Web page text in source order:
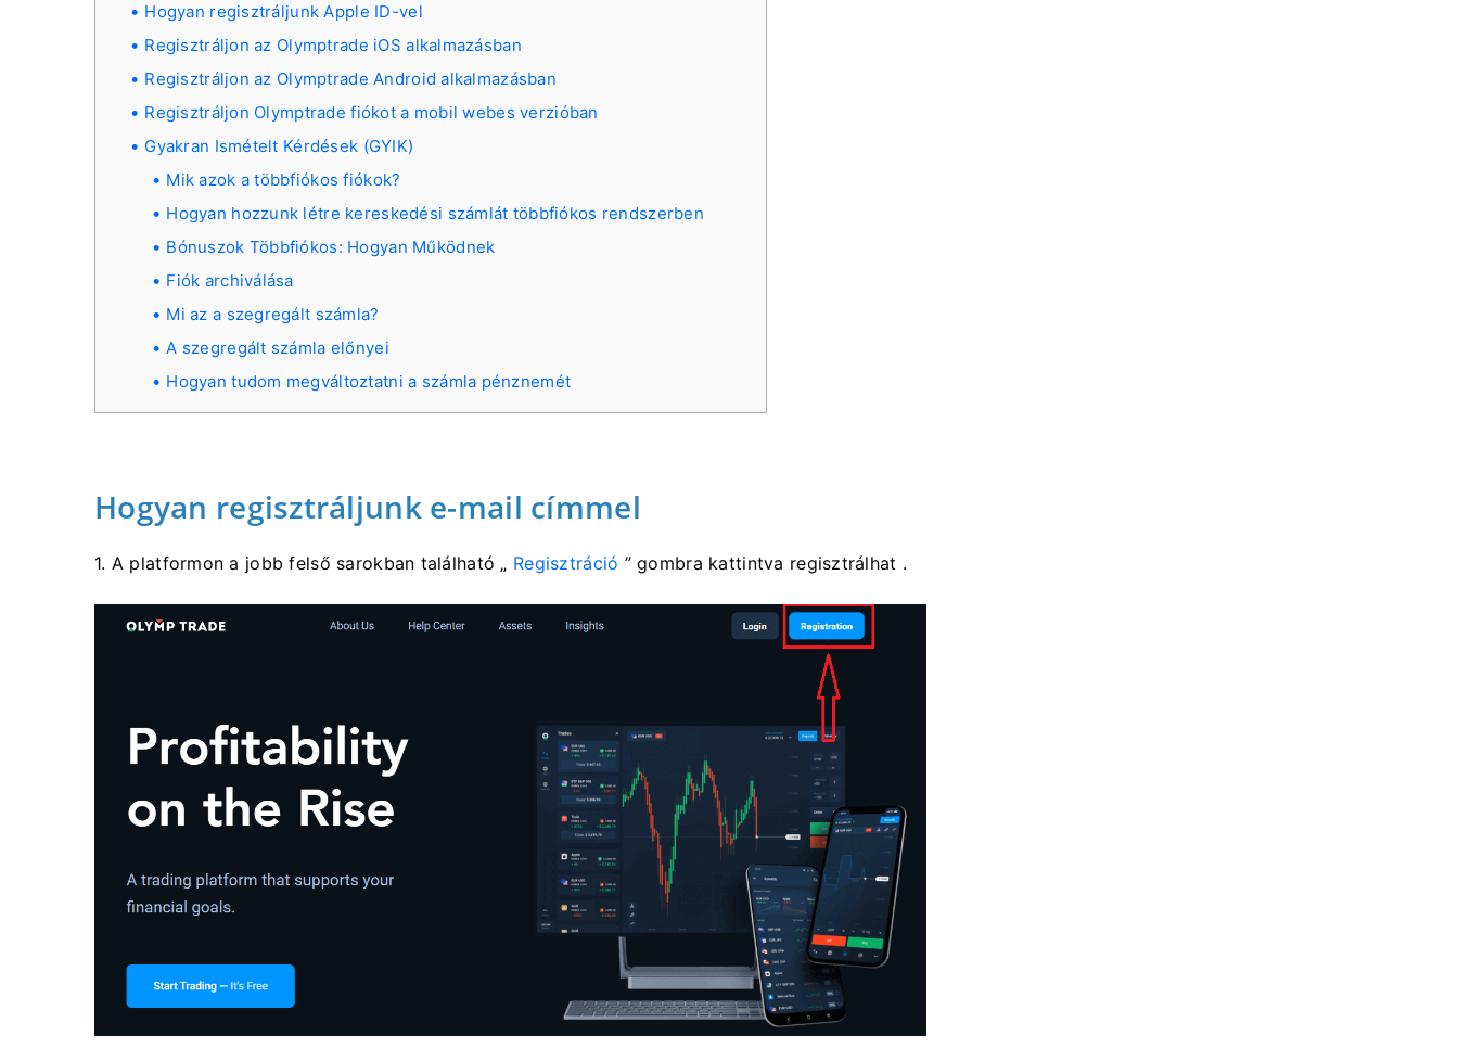
Hogyan regisztráljunk Apple ID-vel
Regisztráljon az Olymptrade iOS alkalmazásban
Regisztráljon az Olymptrade Android alkalmazásban
Regisztráljon Olymptrade fiókot a mobil webes verzióban
Gyakran Ismételt Kérdések (GYIK)
Mik azok a többfiókos fiókok?
Hogyan hozzunk létre kereskedési számlát többfiókos rendszerben
Bónuszok Többfiókos: Hogyan Működnek
Fiók archiválása
Mi az a szegregált számla?
A szegregált számla előnyei
Hogyan tudom megváltoztatni a számla pénznemét
Hogyan regisztráljunk e-mail címmel
1. A platformon a jobb felső sarokban található „ Regisztráció ” gombra kattintva regisztrálhat .